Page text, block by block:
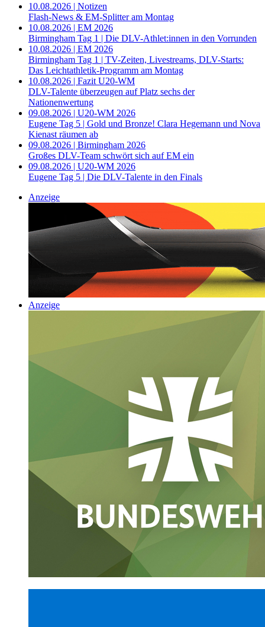
10.08.2026 | Notizen
Flash-News & EM-Splitter am Montag
10.08.2026 | EM 2026
Birmingham Tag 1 | Die DLV-Athlet:innen in den Vorrunden
10.08.2026 | EM 2026
Birmingham Tag 1 | TV-Zeiten, Livestreams, DLV-Starts:
Das Leichtathletik-Programm am Montag
10.08.2026 | Fazit U20-WM
DLV-Talente überzeugen auf Platz sechs der
Nationenwertung
09.08.2026 | U20-WM 2026
Eugene Tag 5 | Gold und Bronze! Clara Hegemann und Nova
Kienast räumen ab
09.08.2026 | Birmingham 2026
Großes DLV-Team schwört sich auf EM ein
09.08.2026 | U20-WM 2026
Eugene Tag 5 | Die DLV-Talente in den Finals
Anzeige
Anzeige